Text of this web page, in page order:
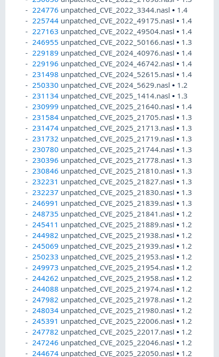
224776 unpatched_CVE_2022_3344.nasl• 1.4
225744 unpatched_CVE_2022_49175.nasl• 1.4
227163 unpatched_CVE_2022_49504.nasl• 1.4
246955 unpatched_CVE_2022_50166.nasl• 1.3
229189 unpatched_CVE_2024_40976.nasl• 1.4
229196 unpatched_CVE_2024_46742.nasl• 1.4
231498 unpatched_CVE_2024_52615.nasl• 1.4
250330 unpatched_CVE_2024_5629.nasl• 1.2
231134 unpatched_CVE_2025_1414.nasl• 1.3
230999 unpatched_CVE_2025_21640.nasl• 1.4
231584 unpatched_CVE_2025_21705.nasl• 1.3
231474 unpatched_CVE_2025_21713.nasl• 1.3
231732 unpatched_CVE_2025_21719.nasl• 1.3
230780 unpatched_CVE_2025_21744.nasl• 1.3
230396 unpatched_CVE_2025_21778.nasl• 1.3
230846 unpatched_CVE_2025_21810.nasl• 1.3
232231 unpatched_CVE_2025_21827.nasl• 1.3
232237 unpatched_CVE_2025_21830.nasl• 1.3
246991 unpatched_CVE_2025_21839.nasl• 1.3
248735 unpatched_CVE_2025_21841.nasl• 1.2
245411 unpatched_CVE_2025_21889.nasl• 1.2
244982 unpatched_CVE_2025_21938.nasl• 1.2
245069 unpatched_CVE_2025_21939.nasl• 1.2
250233 unpatched_CVE_2025_21953.nasl• 1.2
249973 unpatched_CVE_2025_21954.nasl• 1.2
244262 unpatched_CVE_2025_21958.nasl• 1.2
244088 unpatched_CVE_2025_21974.nasl• 1.2
247982 unpatched_CVE_2025_21978.nasl• 1.2
248034 unpatched_CVE_2025_21980.nasl• 1.2
245391 unpatched_CVE_2025_22006.nasl• 1.2
247782 unpatched_CVE_2025_22017.nasl• 1.2
247246 unpatched_CVE_2025_22046.nasl• 1.2
244674 unpatched_CVE_2025_22050.nasl• 1.2